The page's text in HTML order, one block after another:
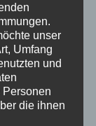
unser
Umfang
und
Personen
die ihnen